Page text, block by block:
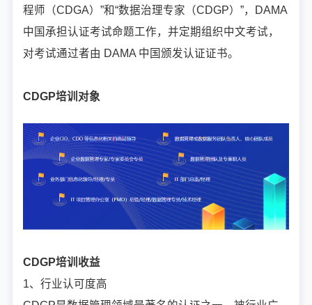
程师（CDGA）”和“数据治理专家（CDGP）”，DAMA
中国承担认证考试命题工作，并定期组织中文考试，
对考试通过者由 DAMA 中国颁发认证证书。
CDGP培训对象
CDGP培训收益
1、行业认可度高